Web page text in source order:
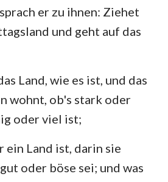
er zu ihnen: Ziehet
und geht auf das
Land, wie es ist, und das
wohnt, ob's stark oder
oder viel ist;
ein Land ist, darin sie
oder böse sei; und was